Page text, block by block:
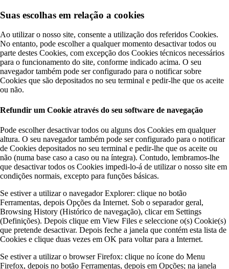
Suas escolhas em relação a cookies
Ao utilizar o nosso site, consente a utilização dos referidos Cookies.
No entanto, pode escolher a qualquer momento desactivar todos ou
parte destes Cookies, com excepção dos Cookies técnicos necessários
para o funcionamento do site, conforme indicado acima. O seu
navegador também pode ser configurado para o notificar sobre
Cookies que são depositados no seu terminal e pedir-lhe que os aceite
ou não.
Refundir um Cookie através do seu software de navegação
Pode escolher desactivar todos ou alguns dos Cookies em qualquer
altura. O seu navegador também pode ser configurado para o notificar
de Cookies depositados no seu terminal e pedir-lhe que os aceite ou
não (numa base caso a caso ou na íntegra). Contudo, lembramos-lhe
que desactivar todos os Cookies impedi-lo-á de utilizar o nosso site em
condições normais, excepto para funções básicas.
Se estiver a utilizar o navegador Explorer: clique no botão
Ferramentas, depois Opções da Internet. Sob o separador geral,
Browsing History (Histórico de navegação), clicar em Settings
(Definições). Depois clique em View Files e seleccione o(s) Cookie(s)
que pretende desactivar. Depois feche a janela que contém esta lista de
Cookies e clique duas vezes em OK para voltar para a Internet.
Se estiver a utilizar o browser Firefox: clique no ícone do Menu
Firefox, depois no botão Ferramentas, depois em Opções; na janela